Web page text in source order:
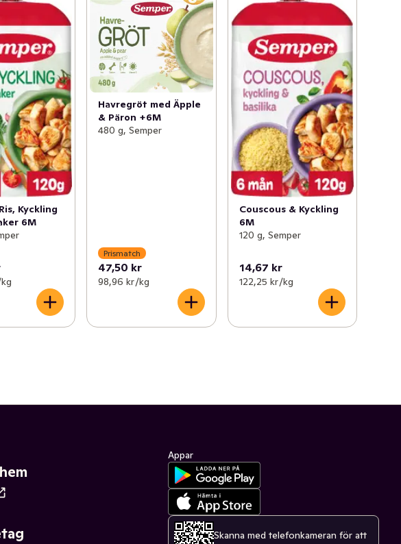
Kyckling
6M
Havregröt med Äpple
& Päron +6M
480 g, Semper
Prismatch
47,50 kr
98,96 kr /kg
Couscous & Kyckling
6M
120 g, Semper
14,67 kr
122,25 kr /kg
Appar
Skanna med telefonkameran för att